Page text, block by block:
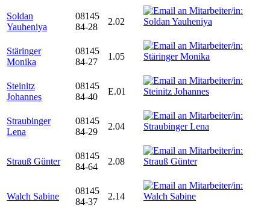
Soldan
Yauheniya
08145
84-28
2.02
Stäringer
Monika
08145
84-27
1.05
Steinitz
Johannes
08145
84-40
E.01
Straubinger
Lena
08145
84-29
2.04
Strauß Günter
08145
84-64
2.08
Walch Sabine
08145
84-37
2.14